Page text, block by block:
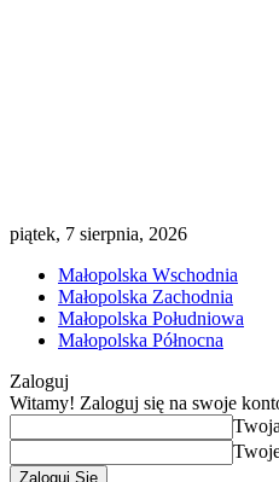
piątek, 7 sierpnia, 2026
Małopolska Wschodnia
Małopolska Zachodnia
Małopolska Południowa
Małopolska Północna
Zaloguj
Witamy! Zaloguj się na swoje